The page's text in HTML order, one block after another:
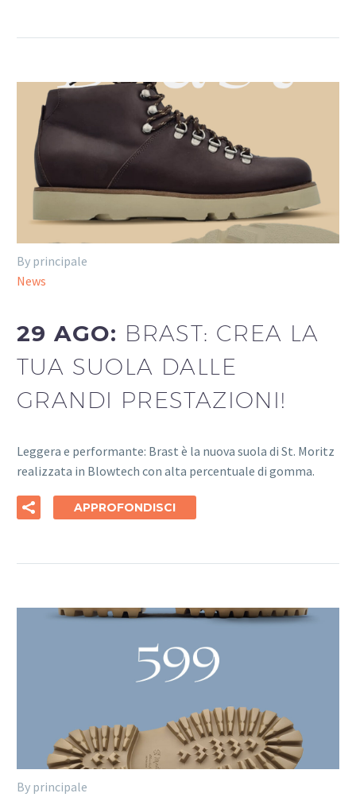
By principale
News
29 AGO: BRAST: CREA LA
TUA SUOLA DALLE
GRANDI PRESTAZIONI!
Leggera e performante: Brast è la nuova suola di St. Moritz
realizzata in Blowtech con alta percentuale di gomma.
APPROFONDISCI
By principale